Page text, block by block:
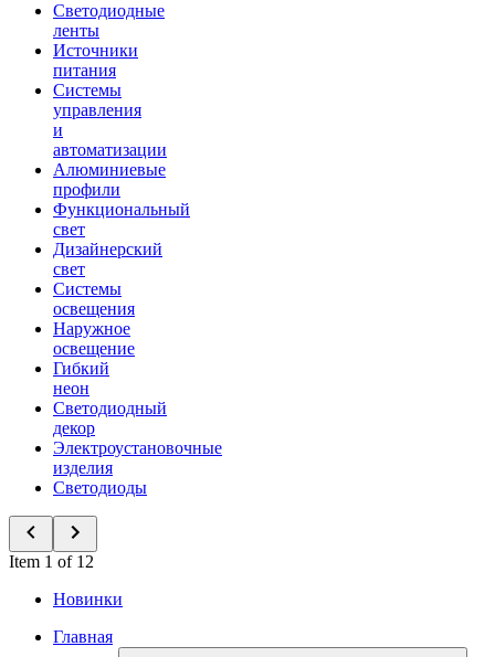
Светодиодные
ленты
Источники
питания
Системы
управления
и
автоматизации
Алюминиевые
профили
Функциональный
свет
Дизайнерский
свет
Системы
освещения
Наружное
освещение
Гибкий
неон
Светодиодный
декор
Электроустановочные
изделия
Светодиоды
Item 1 of 12
Новинки
Главная